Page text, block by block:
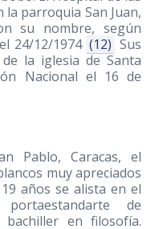
la parroquia San Juan,
su nombre, según
24/12/1974 (12) Sus
la iglesia de Santa
Nacional el 16 de
Pablo, Caracas, el
muy apreciados
años se alista en el
de
en filosofía.